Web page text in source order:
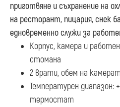
приготвяне и съхранение на
на ресторант, пицария, снек
едновременно служи за
Корпус, камера и
стомана
2 врати, обем на
Температурен диапазон:
термостат